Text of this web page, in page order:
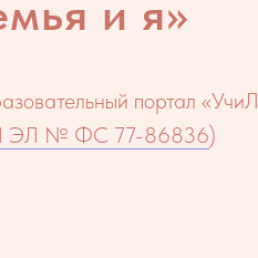
и я»
портал
ЭЛ № ФС 77-86836)